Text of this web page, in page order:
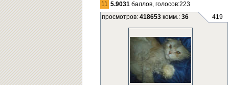
11 5.9031баллов, голосов:223
просмотров: 418653комм.: 36 419